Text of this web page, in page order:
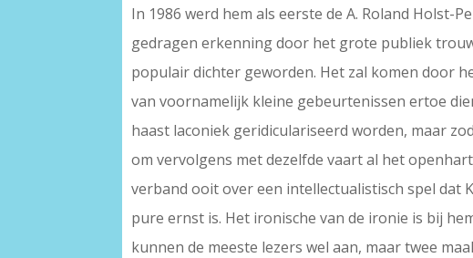
In 1986 werd hem als eerste de A. Roland
gedragen erkenning door het grote publiek
populair dichter geworden. Het zal komen door
van voornamelijk kleine gebeurtenissen ertoe
haast laconiek geridiculariseerd worden, maar
om vervolgens met dezelfde vaart al het
verband ooit over een intellectualistisch spel dat
pure ernst is. Het ironische van de ironie is bij
kunnen de meeste lezers wel aan, maar twee